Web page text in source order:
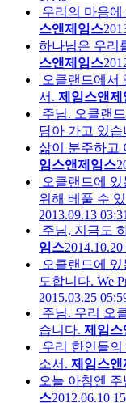
우리의 마음
스앤제임스
하나님은 우리
스앤제임스
오클랜드에서
서. 제임스앤제
주님. 오클랜
담아 가고 있습
삶이 분주하고
임스앤제임스
오클랜드에
위해 베풀 수
2013.09.13 03:31
주님, 지금도
임스2014.10.20
오클랜드에
도합니다. We
2015.03.25
주님. 우리 오
습니다. 제임스
우리 한인들
소서. 제임스앤
오늘 아침엔
스2012.06.10